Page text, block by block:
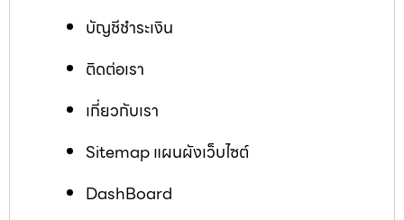
บัญชีชำระเงิน
ติดต่อเรา
เกี่ยวกับเรา
Sitemap แผนผังเว็บไซต์
DashBoard